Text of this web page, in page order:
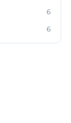
6
6